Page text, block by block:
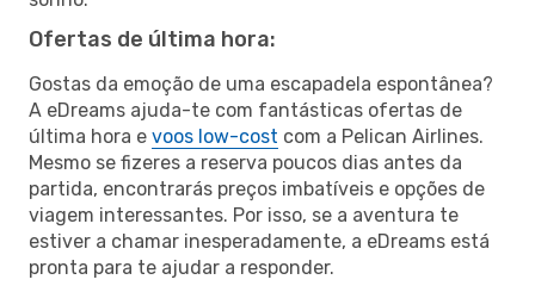
Ofertas de última hora:
Gostas da emoção de uma escapadela espontânea?
A eDreams ajuda-te com fantásticas ofertas de
última hora e voos low-cost com a Pelican Airlines.
Mesmo se fizeres a reserva poucos dias antes da
partida, encontrarás preços imbatíveis e opções de
viagem interessantes. Por isso, se a aventura te
estiver a chamar inesperadamente, a eDreams está
pronta para te ajudar a responder.